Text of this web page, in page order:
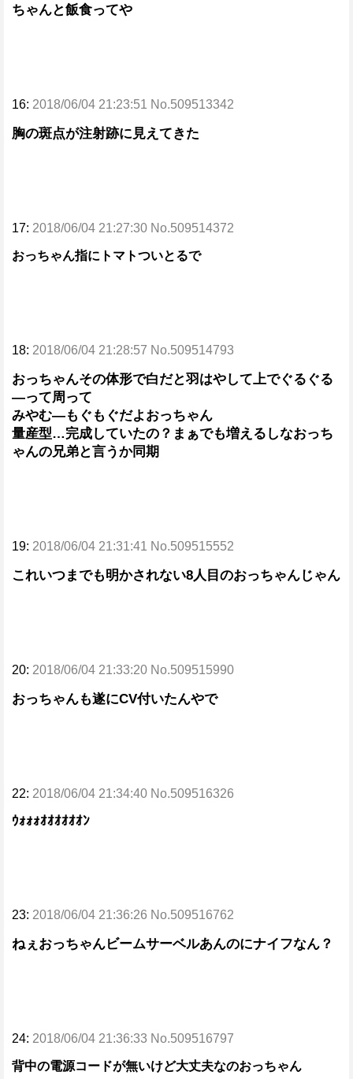
ちゃんと飯食ってや
16: 2018/06/04 21:23:51 No.509513342
胸の斑点が注射跡に見えてきた
17: 2018/06/04 21:27:30 No.509514372
おっちゃん指にトマトついとるで
18: 2018/06/04 21:28:57 No.509514793
おっちゃんその体形で白だと羽はやして上でぐるぐる
―って周って
みやむ―もぐもぐだよおっちゃん
量産型…完成していたの？まぁでも増えるしなおっち
ゃんの兄弟と言うか同期
19: 2018/06/04 21:31:41 No.509515552
これいつまでも明かされない8人目のおっちゃんじゃん
20: 2018/06/04 21:33:20 No.509515990
おっちゃんも遂にCV付いたんやで
22: 2018/06/04 21:34:40 No.509516326
ｳｫｫｫｵｵｵｵｵｵﾝ
23: 2018/06/04 21:36:26 No.509516762
ねぇおっちゃんビームサーベルあんのにナイフなん？
24: 2018/06/04 21:36:33 No.509516797
背中の電源コードが無いけど大丈夫なのおっちゃん